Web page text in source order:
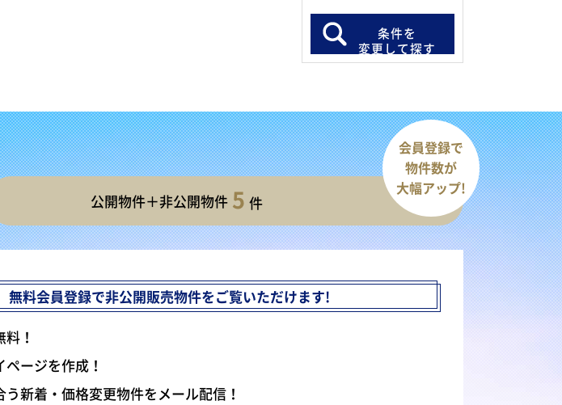
条件を
変更して探す
公開物件＋非公開物件 5 件
会員登録で
物件数が
大幅アップ!
無料会員登録で非公開販売物件をご覧いただけます!
！
ージを作成！
新着・価格変更物件をメール配信！